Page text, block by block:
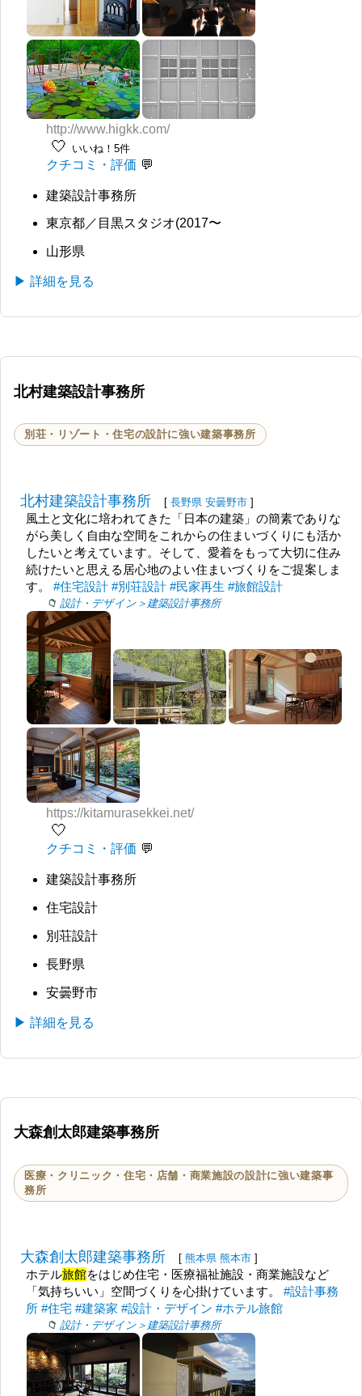
http://www.higkk.com/
🤍 いいね！5件
クチコミ・評価
建築設計事務所
東京都／目黒スタジオ(2017〜
山形県
▶ 詳細を見る
北村建築設計事務所
別荘・リゾート・住宅の設計に強い建築事務所
北村建築設計事務所 [ 長野県 安曇野市 ]
風土と文化に培われてきた「日本の建築」の簡素でありな
がら美しく自由な空間をこれからの住まいづくりにも活か
したいと考えています。そして、愛着をもって大切に住み
続けたいと思える居心地のよい住まいづくりをご提案しま
す。#住宅設計 #別荘設計 #民家再生 #旅館設計
設計・デザイン＞建築設計事務所
https://kitamurasekkei.net/
🤍
クチコミ・評価
建築設計事務所
住宅設計
別荘設計
長野県
安曇野市
▶ 詳細を見る
大森創太郎建築事務所
医療・クリニック・住宅・店舗・商業施設の設計に強い建築事
務所
大森創太郎建築事務所 [ 熊本県 熊本市 ]
ホテル旅館をはじめ住宅・医療福祉施設・商業施設など
「気持ちいい」空間づくりを心掛けています。#設計事務
所 #住宅 #建築家 #設計・デザイン #ホテル旅館
設計・デザイン＞建築設計事務所